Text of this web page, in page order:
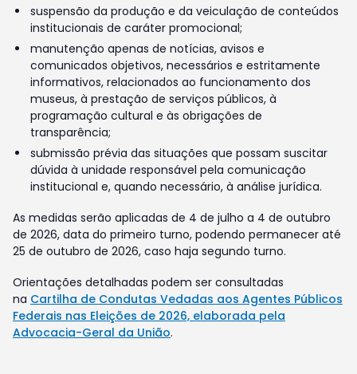
suspensão da produção e da veiculação de conteúdos
institucionais de caráter promocional;
manutenção apenas de notícias, avisos e
comunicados objetivos, necessários e estritamente
informativos, relacionados ao funcionamento dos
museus, à prestação de serviços públicos, à
programação cultural e às obrigações de
transparência;
submissão prévia das situações que possam suscitar
dúvida à unidade responsável pela comunicação
institucional e, quando necessário, à análise jurídica.
As medidas serão aplicadas de 4 de julho a 4 de outubro
de 2026, data do primeiro turno, podendo permanecer até
25 de outubro de 2026, caso haja segundo turno.
Orientações detalhadas podem ser consultadas
na Cartilha de Condutas Vedadas aos Agentes Públicos
Federais nas Eleições de 2026, elaborada pela
Advocacia-Geral da União.